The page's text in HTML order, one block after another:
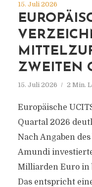
Immobilien,
15. Juli 2026
ZWEITEN
15. Juli 2026 2 Min.
Europäische
Quartal 2026
Nach Angaben
Amundi
Milliarden Euro in
Das entspricht